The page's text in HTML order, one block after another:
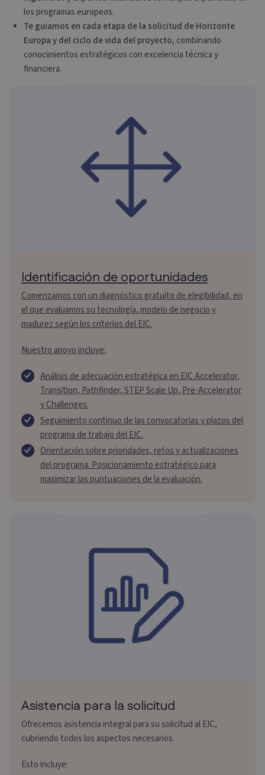
los programas europeos.
Te guiamos en cada etapa de la solicitud de Horizonte
Europa y del ciclo de vida del proyecto, combinando
conocimientos estratégicos con excelencia técnica y
financiera.
Identificación de oportunidades
Comenzamos con un diagnóstico gratuito de elegibilidad, en
el que evaluamos su tecnología, modelo de negocio y
madurez según los criterios del EIC.
Nuestro apoyo incluye:
Análisis de adecuación estratégica en EIC Accelerator,
Transition, Pathfinder, STEP Scale Up, Pre-Accelerator
y Challenges.
Seguimiento continuo de las convocatorias y plazos del
programa de trabajo del EIC.
Orientación sobre prioridades, retos y actualizaciones
del programa. Posicionamiento estratégico para
maximizar las puntuaciones de la evaluación.
Asistencia para la solicitud
Ofrecemos asistencia integral para su solicitud al EIC,
cubriendo todos los aspectos necesarios.
Esto incluye: